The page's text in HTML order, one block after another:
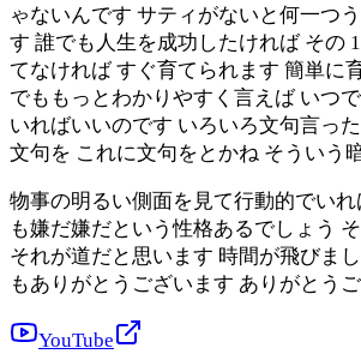
ゃないんです サティがないと何一つ
す 誰でも人生を成功したければ その
てなければ すぐ育てられます 簡単に
でももっとわかりやすく言えば いつ
いればいいのです いろいろ文句言っ
文句を これに文句をとかね そういう
物事の明るい側面を見て行動的でい
も嫌だ嫌だという性格あるでしょう
それが道だと思います 時間が飛びま
もありがとうございます ありがとう
YouTube